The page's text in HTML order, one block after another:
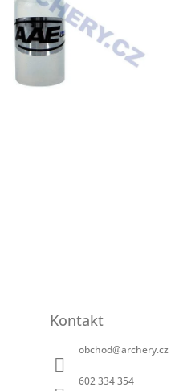
Kontakt
obchod@archery.cz
602 334 354